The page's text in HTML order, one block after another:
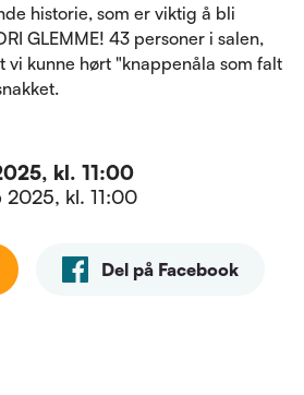
historie, som er viktig å bli
GLEMME! 43 personer i salen,
vi kunne hørt "knappenåla som falt
kl. 11:00
2025, kl. 11:00
Del på Facebook